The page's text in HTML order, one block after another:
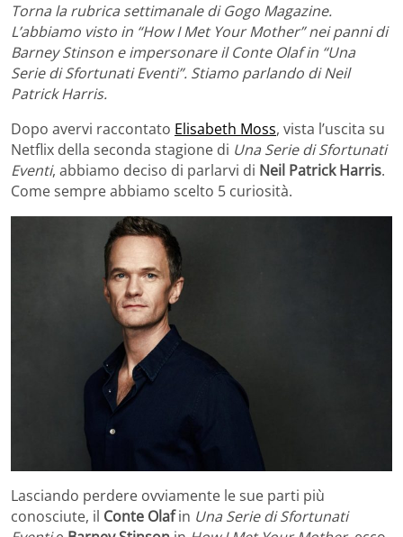
Torna la rubrica settimanale di Gogo Magazine.
L’abbiamo visto in “How I Met Your Mother” nei panni di
Barney Stinson e impersonare il Conte Olaf in “Una
Serie di Sfortunati Eventi”. Stiamo parlando di Neil
Patrick Harris.
Dopo avervi raccontato Elisabeth Moss, vista l’uscita su
Netflix della seconda stagione di Una Serie di Sfortunati
Eventi, abbiamo deciso di parlarvi di Neil Patrick Harris.
Come sempre abbiamo scelto 5 curiosità.
Lasciando perdere ovviamente le sue parti più
conosciute, il Conte Olafin Una Serie di Sfortunati